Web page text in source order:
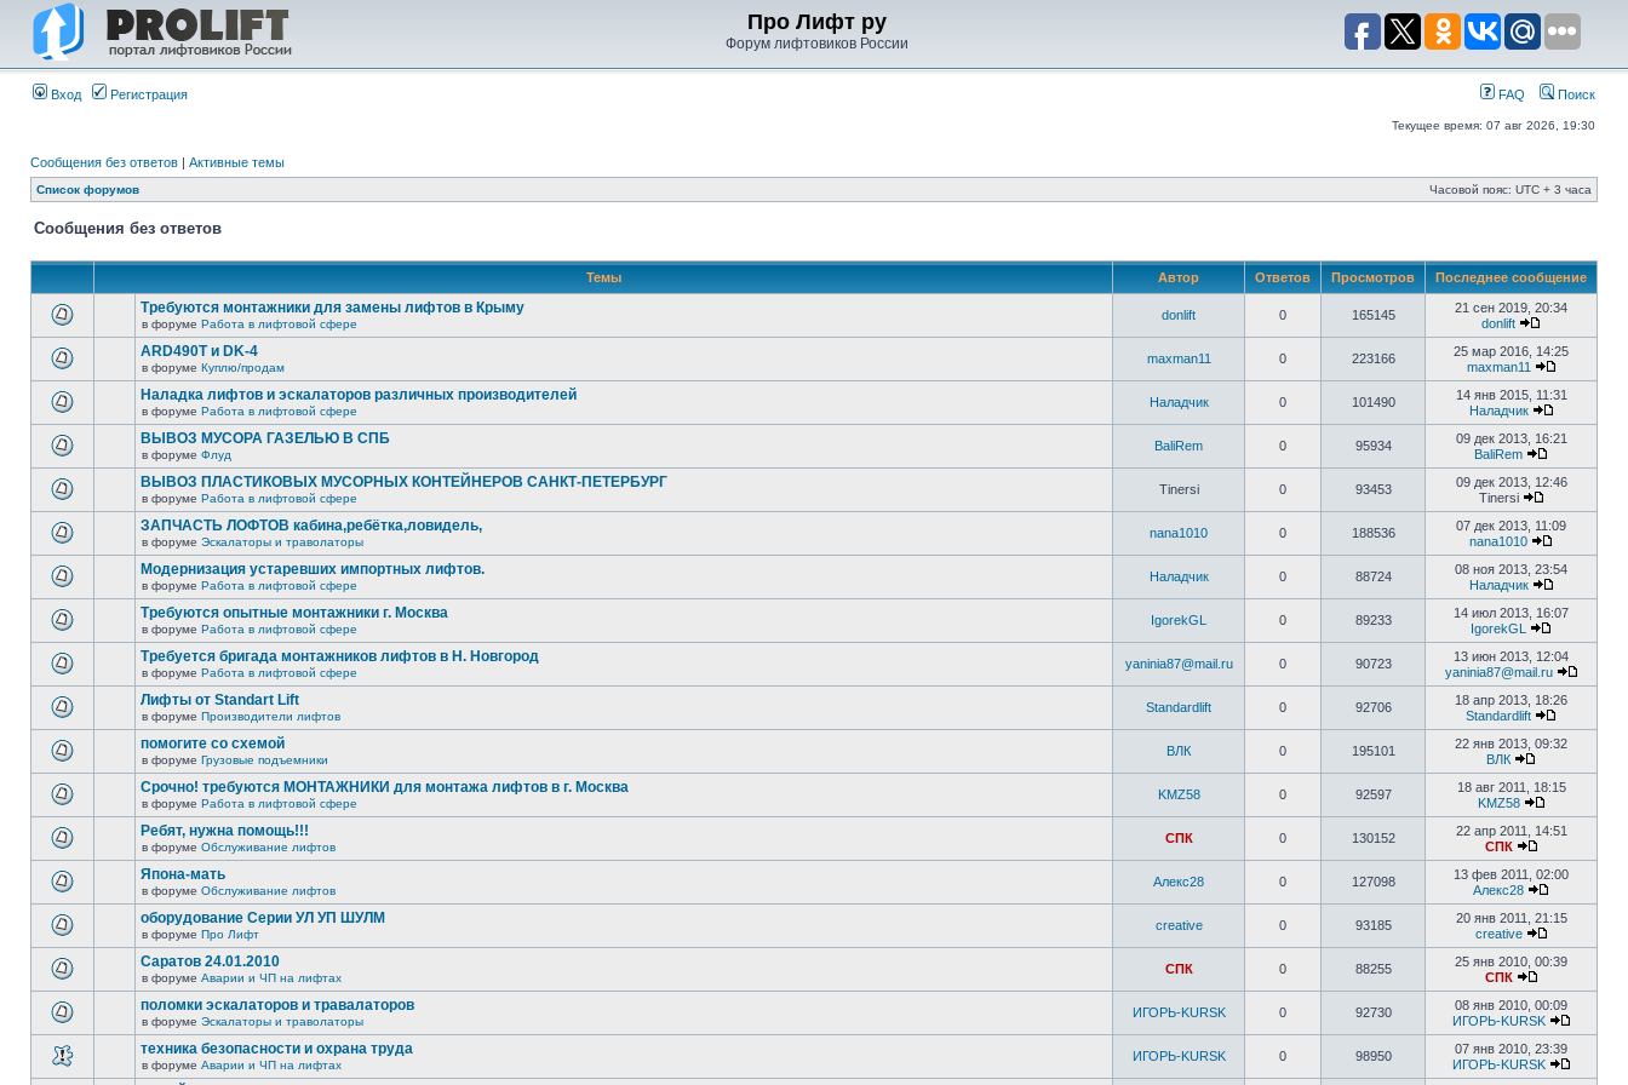
Про Лифт ру
Форум лифтовиков России
Вход Регистрация FAQ Поиск
Текущее время: 07 авг 2026, 19:30
Сообщения без ответов | Активные темы
Список форумов Часовой пояс: UTC + 3 часа
Сообщения без ответов
Темы Автор Ответов Просмотров Последнее сообщение
Требуются монтажники для замены лифтов в Крыму
в форуме Работа в лифтовой сфере
donlift 0 165145
21 сен 2019, 20:34
donlift
ARD490T и DK-4
в форуме Куплю/продам
maxman11 0 223166
25 мар 2016, 14:25
maxman11
Наладка лифтов и эскалаторов различных производителей
в форуме Работа в лифтовой сфере
Наладчик 0 101490
14 янв 2015, 11:31
Наладчик
ВЫВОЗ МУСОРА ГАЗЕЛЬЮ В СПБ
в форуме Флуд
BaliRem 0 95934
09 дек 2013, 16:21
BaliRem
ВЫВОЗ ПЛАСТИКОВЫХ МУСОРНЫХ КОНТЕЙНЕРОВ САНКТ-ПЕТЕРБУРГ
в форуме Работа в лифтовой сфере
Tinersi 0 93453
09 дек 2013, 12:46
Tinersi
ЗАПЧАСТЬ ЛОФТОВ кабина,ребётка,ловидель,
в форуме Эскалаторы и траволаторы
nana1010 0 188536
07 дек 2013, 11:09
nana1010
Модернизация устаревших импортных лифтов.
в форуме Работа в лифтовой сфере
Наладчик 0 88724
08 ноя 2013, 23:54
Наладчик
Требуются опытные монтажники г. Москва
в форуме Работа в лифтовой сфере
IgorekGL 0 89233
14 июл 2013, 16:07
IgorekGL
Требуется бригада монтажников лифтов в Н. Новгород
в форуме Работа в лифтовой сфере
yaninia87@mail.ru 0 90723
13 июн 2013, 12:04
yaninia87@mail.ru
Лифты от Standart Lift
в форуме Производители лифтов
Standardlift 0 92706
18 апр 2013, 18:26
Standardlift
помогите со схемой
в форуме Грузовые подъемники
ВЛК 0 195101
22 янв 2013, 09:32
ВЛК
Срочно! требуются МОНТАЖНИКИ для монтажа лифтов в г. Москва
в форуме Работа в лифтовой сфере
KMZ58 0 92597
18 авг 2011, 18:15
KMZ58
Ребят, нужна помощь!!!
в форуме Обслуживание лифтов
СПК 0 130152
22 апр 2011, 14:51
СПК
Япона-мать
в форуме Обслуживание лифтов
Алекс28 0 127098
13 фев 2011, 02:00
Алекс28
оборудование Серии УЛ УП ШУЛМ
в форуме Про Лифт
creative 0 93185
20 янв 2011, 21:15
creative
Саратов 24.01.2010
в форуме Аварии и ЧП на лифтах
СПК 0 88255
25 янв 2010, 00:39
СПК
поломки эскалаторов и травалаторов
в форуме Эскалаторы и траволаторы
ИГОРЬ-KURSK 0 92730
08 янв 2010, 00:09
ИГОРЬ-KURSK
техника безопасности и охрана труда
в форуме Аварии и ЧП на лифтах
ИГОРЬ-KURSK 0 98950
07 янв 2010, 23:39
ИГОРЬ-KURSK